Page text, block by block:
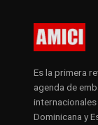
Es la primera
agenda de
internacionales
Dominicana y